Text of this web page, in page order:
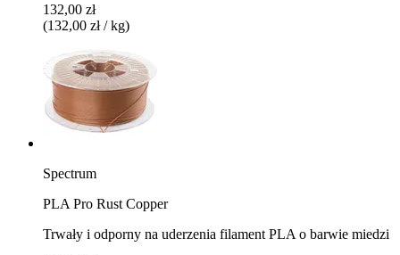
132,00 zł
(132,00 zł / kg)
Spectrum
PLA Pro Rust Copper
Trwały i odporny na uderzenia filament PLA o barwie miedzi